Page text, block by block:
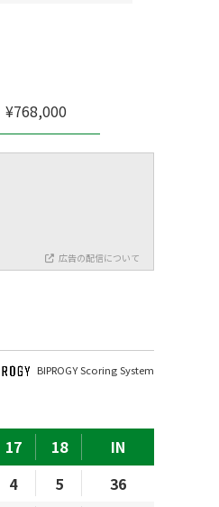
¥768,000
広告の配信について
BIPROGY Scoring System
17 18
IN
4 5
36